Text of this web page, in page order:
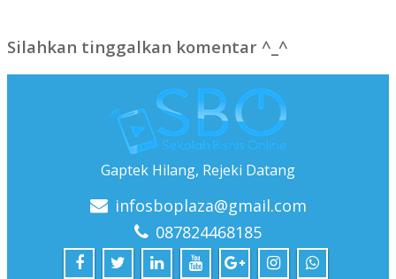
Silahkan tinggalkan komentar ^_^